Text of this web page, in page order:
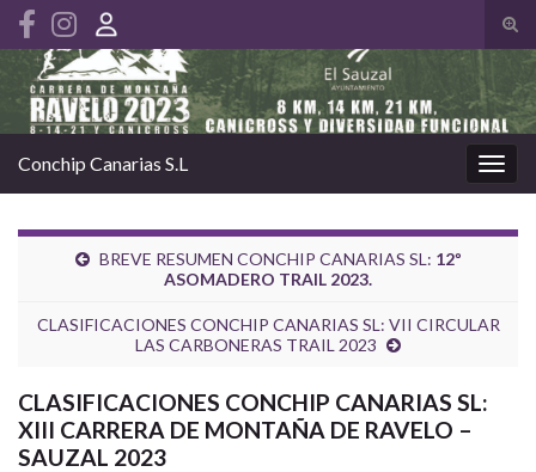
el
de
Search for:
la
Conchip Canarias S.L
BREVE RESUMEN CONCHIP CANARIAS SL: 12º
ASOMADERO TRAIL 2023.
CLASIFICACIONES CONCHIP CANARIAS SL: VII CIRCULAR
LAS CARBONERAS TRAIL 2023
CLASIFICACIONES CONCHIP CANARIAS SL:
XIII CARRERA DE MONTAÑA DE RAVELO –
SAUZAL 2023